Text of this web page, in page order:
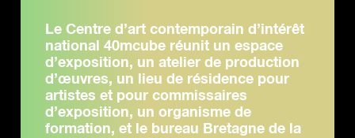
Le Centre d’art contemporain d’intérêt
national 40mcube réunit un espace
d’exposition, un atelier de production
d’œuvres, un lieu de résidence pour
artistes et pour commissaires
d’exposition, un organisme de
formation, et le bureau Bretagne de la